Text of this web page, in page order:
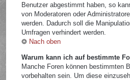
Benutzer abgestimmt haben, so
von Moderatoren oder
werden. Dadurch soll die
Umfragen verhindert werden.
Nach oben
Warum kann ich auf bestimmte
Manche Foren können bestimmten
vorbehalten sein. Um diese